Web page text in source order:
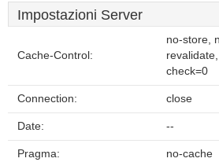
Impostazioni Server
Cache-Control:
no-store,
check=0
Connection: close
Date: --
Pragma: no-cache